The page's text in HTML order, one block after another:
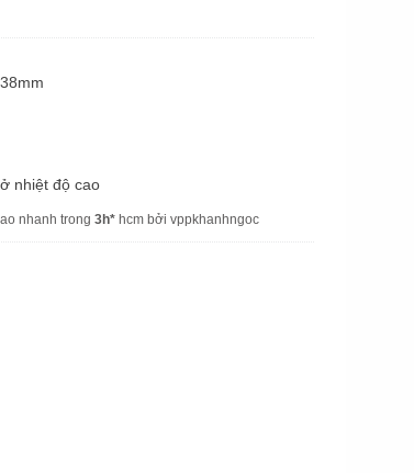
nhiệt độ cao
nhanh trong 3h* hcm bởi vppkhanhngoc